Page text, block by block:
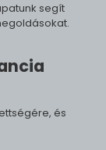
segít
és